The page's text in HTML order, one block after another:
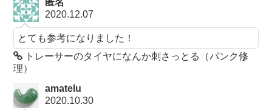
匿名
2020.12.07
とても参考になりました！
トレーサーのタイヤになんか刺さっとる（パンク修
理）
amatelu
2020.10.30